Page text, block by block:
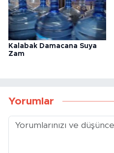
Kalabak Damacana Suya
Zam
Yorumlar